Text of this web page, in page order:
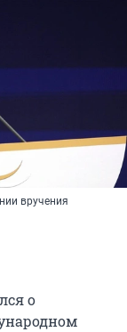
вручения
о